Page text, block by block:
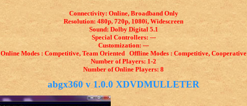
Connectivity: Online, Broadband Only
Resolution: 480p, 720p, 1080i, Widescreen
Sound: Dolby Digital 5.1
Special Controllers: ---
Customization: ---
Online Modes : Competitive, Team Oriented Offline Modes : Competitive, Cooperative
Number of Players: 1-2
Number of Online Players: 8
abgx360 v 1.0.0 XDVDMULLETER